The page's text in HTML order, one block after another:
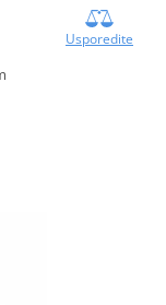
Usporedite